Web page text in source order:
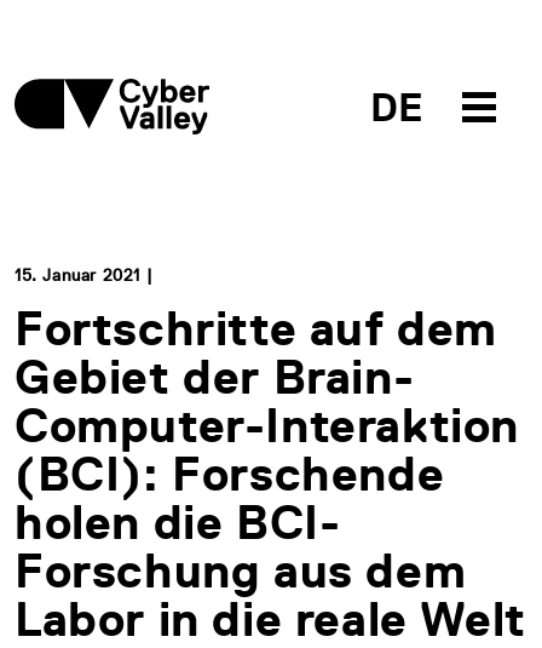
DE
15. Januar 2021 |
Fortschritte auf dem
Gebiet der Brain-
Computer-Interaktion
(BCI): Forschende
holen die BCI-
Forschung aus dem
Labor in die reale Welt